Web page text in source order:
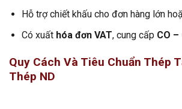
Hỗ trợ chiết khấu cho đơn hàng lớn
Có xuất hóa đơn VAT, cung cấp CO –
Quy Cách Và Tiêu Chuẩn Thép
Thép ND